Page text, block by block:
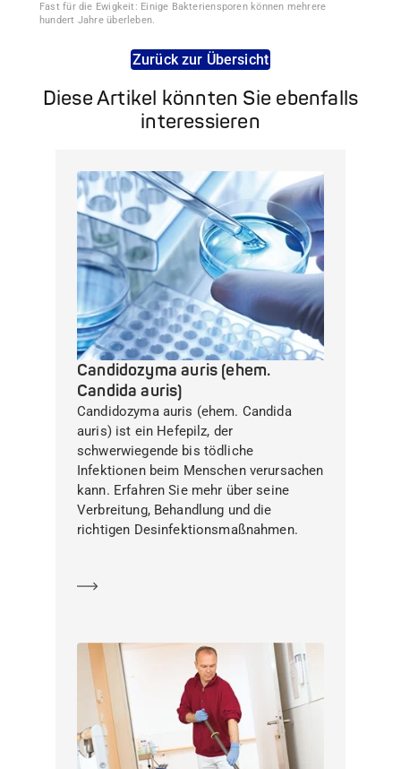
Fast für die Ewigkeit: Einige Bakteriensporen können mehrere
hundert Jahre überleben.
Zurück zur Übersicht
Diese Artikel könnten Sie ebenfalls
interessieren
Candidozyma auris (ehem.
Candida auris)
Candidozyma auris (ehem. Candida
auris) ist ein Hefepilz, der
schwerwiegende bis tödliche
Infektionen beim Menschen verursachen
kann. Erfahren Sie mehr über seine
Verbreitung, Behandlung und die
richtigen Desinfektionsmaßnahmen.